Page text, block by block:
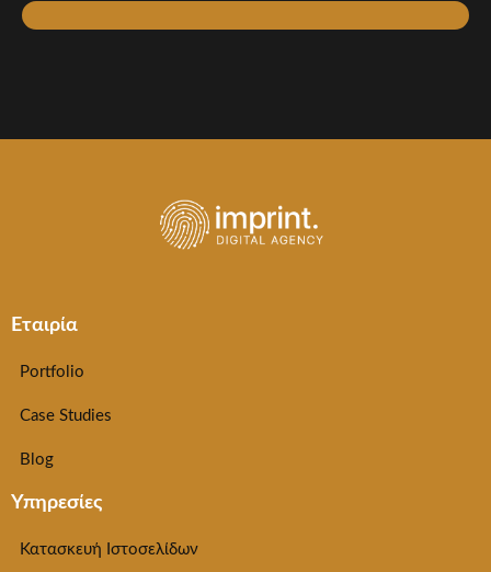
Εταιρία
Portfolio
Case Studies
Blog
Υπηρεσίες
Κατασκευή Ιστοσελίδων